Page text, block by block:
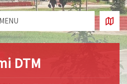
MENU
DTM